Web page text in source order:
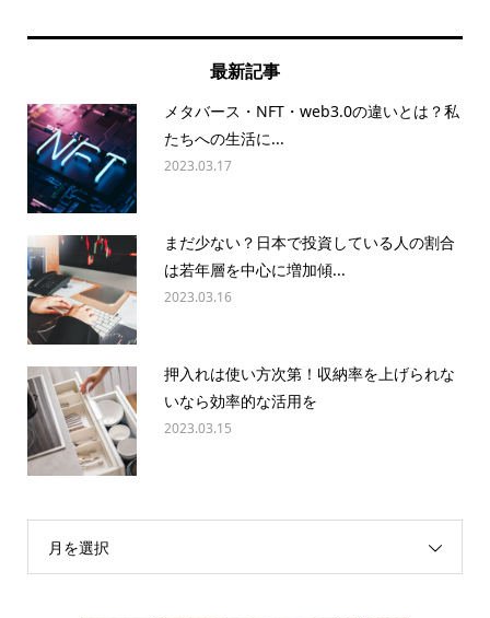
最新記事
メタバース・NFT・web3.0の違いとは？私
たちへの生活に...
2023.03.17
まだ少ない？日本で投資している人の割合
は若年層を中心に増加傾...
2023.03.16
押入れは使い方次第！収納率を上げられな
いなら効率的な活用を
2023.03.15
月を選択